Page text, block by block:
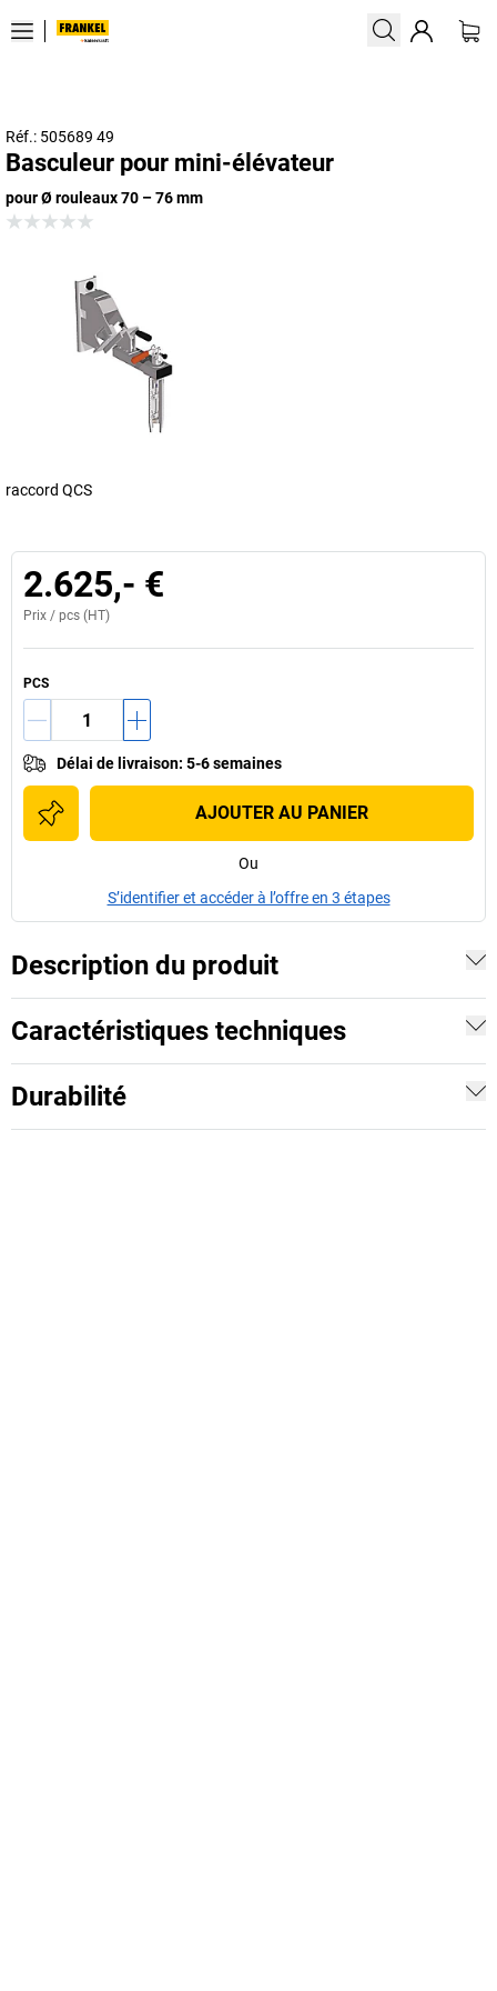
Réf.: 505689 49
Basculeur pour mini-élévateur
pour Ø rouleaux 70 – 76 mm
raccord QCS
2.625,- €
Prix / pcs (HT)
PCS
Délai de livraison: 5-6 semaines
AJOUTER AU PANIER
Ou
S’identifier et accéder à l’offre en 3 étapes
Description du produit
Caractéristiques techniques
Durabilité